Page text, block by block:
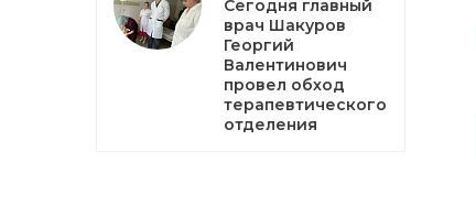
Сегодня главный
врач Шакуров
Георгий
Валентинович
провел обход
терапевтического
отделения